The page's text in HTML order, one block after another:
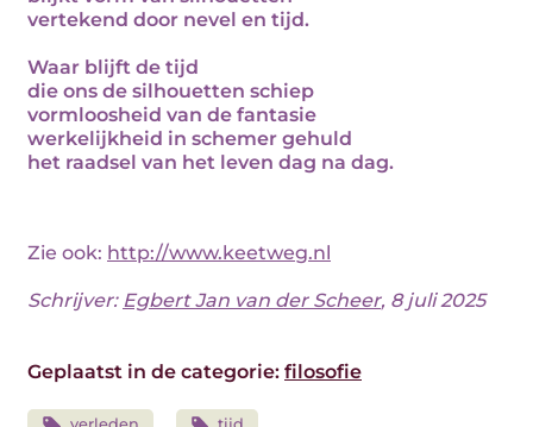
vertekend door nevel en tijd.
Waar blijft de tijd
die ons de silhouetten schiep
vormloosheid van de fantasie
werkelijkheid in schemer gehuld
het raadsel van het leven dag na dag.
Zie ook: http://www.keetweg.nl
Schrijver: Egbert Jan van der Scheer, 8 juli 2025
Geplaatst in de categorie: filosofie